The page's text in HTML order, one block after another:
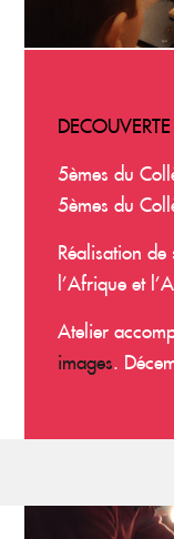
5èmes du
5èmes du
Réalisation
l’Afrique et
Atelier
images.